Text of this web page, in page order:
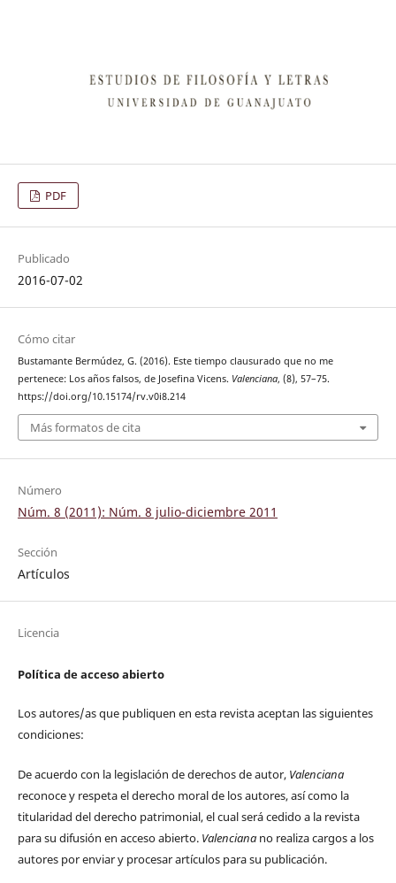
PDF
Publicado
2016-07-02
Cómo citar
Bustamante Bermúdez, G. (2016). Este tiempo clausurado que no me
pertenece: Los años falsos, de Josefina Vicens. Valenciana, (8), 57–75.
https://doi.org/10.15174/rv.v0i8.214
Más formatos de cita
Número
Núm. 8 (2011): Núm. 8 julio-diciembre 2011
Sección
Artículos
Licencia
Política de acceso abierto
Los autores/as que publiquen en esta revista aceptan las siguientes
condiciones:
De acuerdo con la legislación de derechos de autor, Valenciana
reconoce y respeta el derecho moral de los autores, así como la
titularidad del derecho patrimonial, el cual será cedido a la revista
para su difusión en acceso abierto. Valencianano realiza cargos a los
autores por enviar y procesar artículos para su publicación.